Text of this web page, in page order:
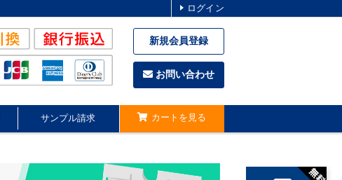
ログイン
新規会員登録
お問い合わせ
サンプル請求 カートを見る